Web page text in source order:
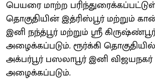
பெயரை மாற்ற
தொகுதியின் இத்ரிஸ்பூர் மற்றும்
இனி நந்த்பூர் மற்றும் ஸ்ரீ
அழைக்கப்படும். ரூர்க்கி
அக்பர்பூர் பஸலாபூர் இனி
அழைக்கப்படும்.